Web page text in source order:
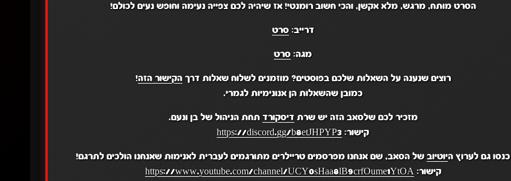
הסרט מותח, מרגש, מלא אקשן, והכי חשוב רומנטי! אז שיהיה לכם צפייה נעימה וחופש נעים לכולם!
דרייב:סרט
מגה:סרט
רוצים שנענה על השאלות שלכם בפוסטים? מוזמנים לשלוח שאלות דרךהקישור הזה!
כמובן שהשאלות הן אנונימיות לגמרי.
מזכיר לכם שלסאב הזה יש שרת דיסקורד תחת הניהול של בן ונעם.
קישור: https://discord.gg/b8etJHPYP3
כנסו גם לערוץ היוטיובשל הסאב, שם אנחנו מפרסמים טריילרים מתורגמים לעברית לאנימות שאנחנו הולכים לתרגם!
קישור: https://www.youtube.com/channel/UCY0sHaa8lB9crfOume1YtOA